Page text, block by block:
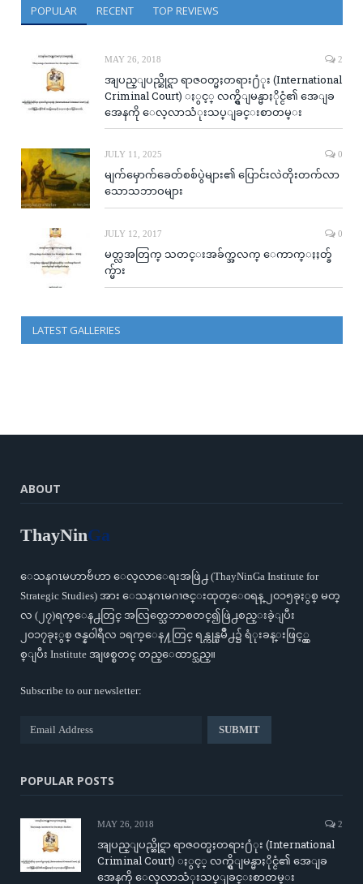
POPULAR RECENT TOP REVIEWS
MAY 26, 2018 2
အျပည္ျပည္ဆိုင္ရာ ရာဇဝတ္မႈတရား႐ံုး (International
Criminal Court) ႏွင့္ လက္ရွိျမန္မာႏိုင္ငံ၏ အေျခ
အေနကို ေလ့လာသံုးသပ္ျခင္းစာတမ္း
JULY 11, 2025 0
မျက်မှောက်ခေတ်စစ်ပွဲများ၏ ပြောင်းလဲတိုးတက်လာ
သောသဘာဝများ
JULY 12, 2017 0
မတ္လအတြက္ သတင္းအခ်က္အလက္ ေကာက္ႏႈတ္ခ်
က္မ်ား
LATEST GALLERIES
ABOUT
ThayNinGa
ေသနဂၤမဟာဗ်ဴဟာ ေလ့လာေရးအဖြဲ႕ (ThayNinGa Institute for
Strategic Studies) အား ေသနဂၤမဂၢဇင္းထုတ္ေ၀ရန္ ၂၀၁၅ခုႏွစ္ မတ္
လ (၂၇)ရက္ေန႕တြင္ အလြတ္သေဘာစတင္၍ဖြဲ႕စည္းခဲ့ျပီး
၂၀၁၇ခုႏွစ္ ဇန္န၀ါရီလ ၁ရက္ေန႔တြင္ ရန္ကုန္ၿမိဳ႕၌ ရံုးခန္းဖြင့္လွ
စ္ျပီး Institute အျဖစ္စတင္ တည္ေထာင္သည္။
Subscribe to our newsletter:
POPULAR POSTS
MAY 26, 2018 2
အျပည္ျပည္ဆိုင္ရာ ရာဇဝတ္မႈတရား႐ံုး (International
Criminal Court) ႏွင့္ လက္ရွိျမန္မာႏိုင္ငံ၏ အေျခ
အေနကို ေလ့လာသံုးသပ္ျခင္းစာတမ္း